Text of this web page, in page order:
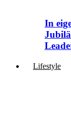
In
Lifestyle